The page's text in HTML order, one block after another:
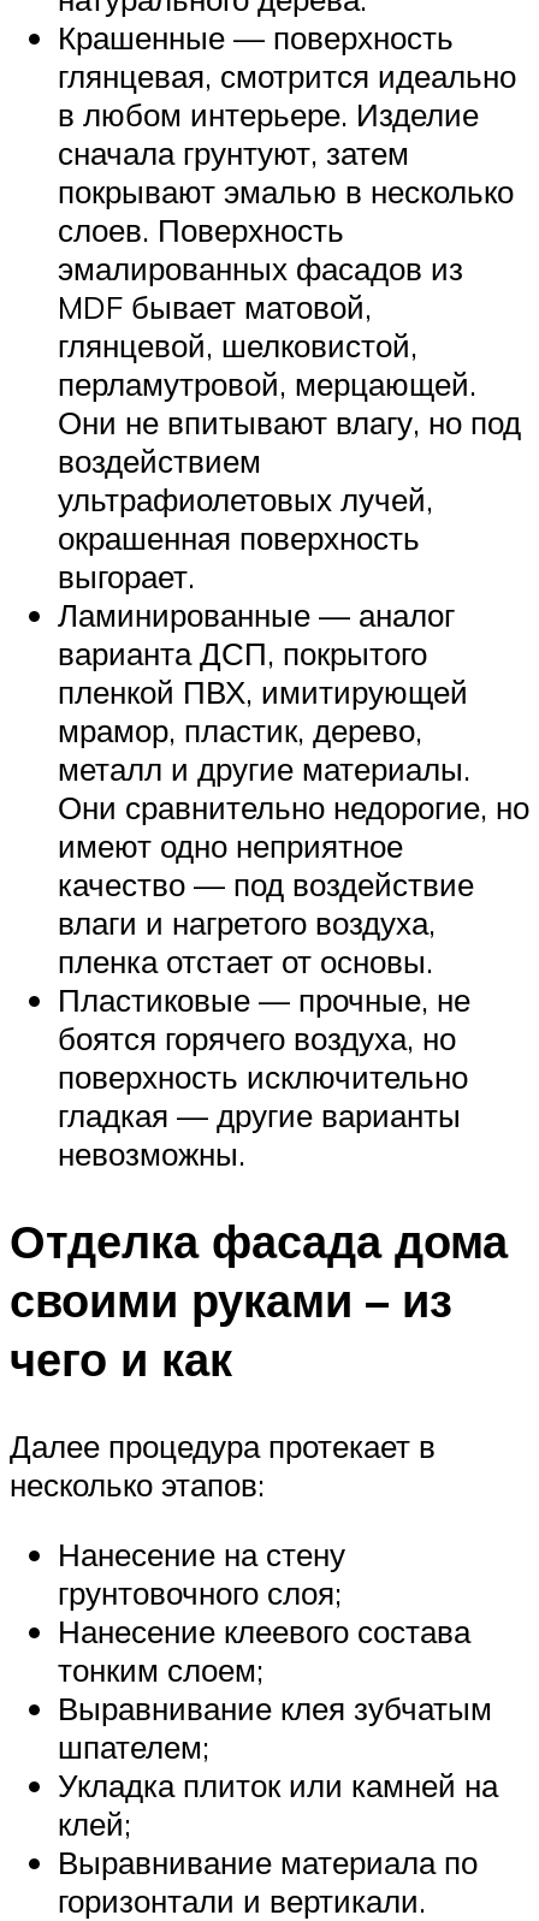
Крашенные — поверхность
глянцевая, смотрится идеально
в любом интерьере. Изделие
сначала грунтуют, затем
покрывают эмалью в несколько
слоев. Поверхность
эмалированных фасадов из
MDF бывает матовой,
глянцевой, шелковистой,
перламутровой, мерцающей.
Они не впитывают влагу, но под
воздействием
ультрафиолетовых лучей,
окрашенная поверхность
выгорает.
Ламинированные — аналог
варианта ДСП, покрытого
пленкой ПВХ, имитирующей
мрамор, пластик, дерево,
металл и другие материалы.
Они сравнительно недорогие, но
имеют одно неприятное
качество — под воздействие
влаги и нагретого воздуха,
пленка отстает от основы.
Пластиковые — прочные, не
боятся горячего воздуха, но
поверхность исключительно
гладкая — другие варианты
невозможны.
Отделка фасада дома
своими руками – из
чего и как
Далее процедура протекает в
несколько этапов:
Нанесение на стену
грунтовочного слоя;
Нанесение клеевого состава
тонким слоем;
Выравнивание клея зубчатым
шпателем;
Укладка плиток или камней на
клей;
Выравнивание материала по
горизонтали и вертикали.